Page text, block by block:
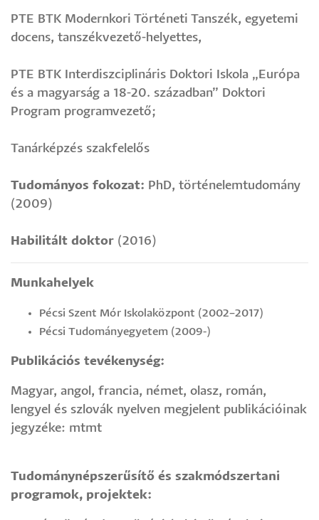
PTE BTK Modernkori Történeti Tanszék, egyetemi
docens, tanszékvezető-helyettes,
PTE BTK Interdiszciplináris Doktori Iskola „Európa
és a magyarság a 18-20. században” Doktori
Program programvezető;
Tanárképzés szakfelelős
Tudományos fokozat: PhD, történelemtudomány
(2009)
Habilitált doktor (2016)
Munkahelyek
Pécsi Szent Mór Iskolaközpont (2002–2017)
Pécsi Tudományegyetem (2009-)
Publikációs tevékenység:
Magyar, angol, francia, német, olasz, román,
lengyel és szlovák nyelven megjelent publikációinak
jegyzéke: mtmt
Tudománynépszerűsítő és szakmódszertani
programok, projektek: